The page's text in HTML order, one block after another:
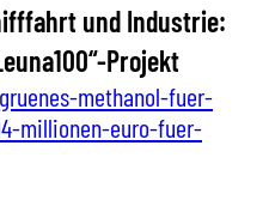
und Industrie:
Projekt
methanol-fuer-
millionen-euro-fuer-